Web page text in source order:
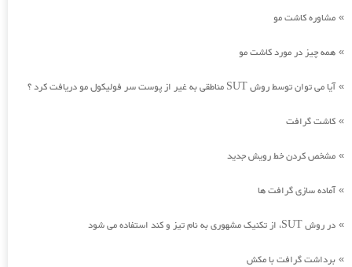
» مشاوره کاشت مو
» همه چیز در مورد کاشت مو
»آیا می توان توسط روش SUT مناطقی به غیر از پوست سر فولیکول مو دریافت کرد ؟
» کاشت گرافت
» مشخص کردن خط رویش جدید
»آماده سازی گرافت ها
» در روش SUT، از تکنیک مشهوری به نام تیز و کند استفاده می شود
» برداشت گرافت با مکش